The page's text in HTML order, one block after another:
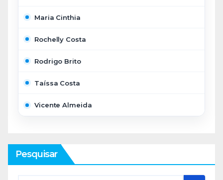
Maria Cinthia
Rochelly Costa
Rodrigo Brito
Taíssa Costa
Vicente Almeida
Pesquisar